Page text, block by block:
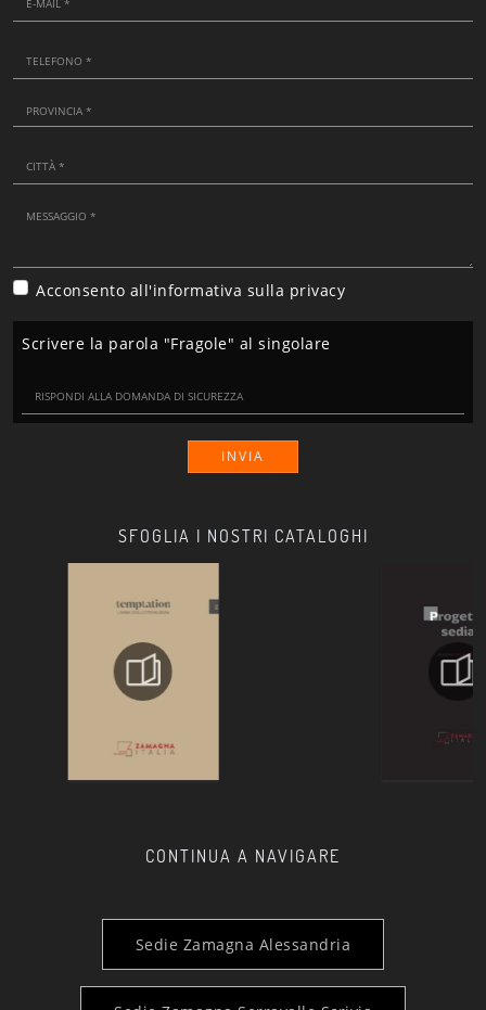
SFOGLIA I NOSTRI CATALOGHI
CONTINUA A NAVIGARE
Sedie Zamagna Alessandria
Acconsento all'informativa sulla privacy
Scrivere la parola "Fragole" al singolare
INVIA